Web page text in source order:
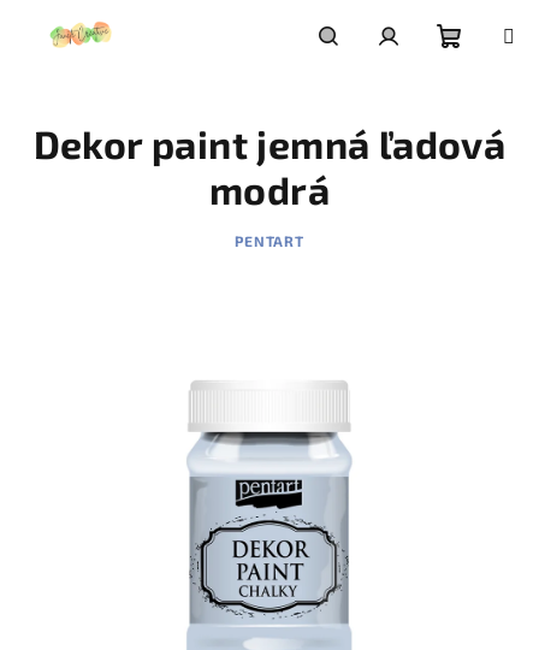
košík
Dekor paint jemná ľadová
modrá
PENTART